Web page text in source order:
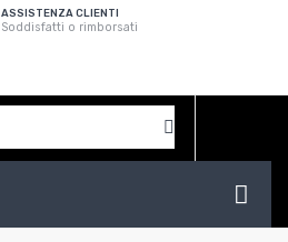
ASSISTENZA CLIENTI
Soddisfatti o rimborsati